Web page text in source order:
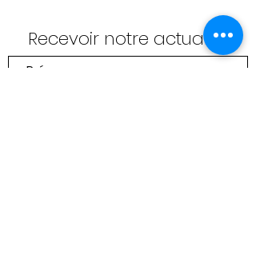
Recevoir notre actualité